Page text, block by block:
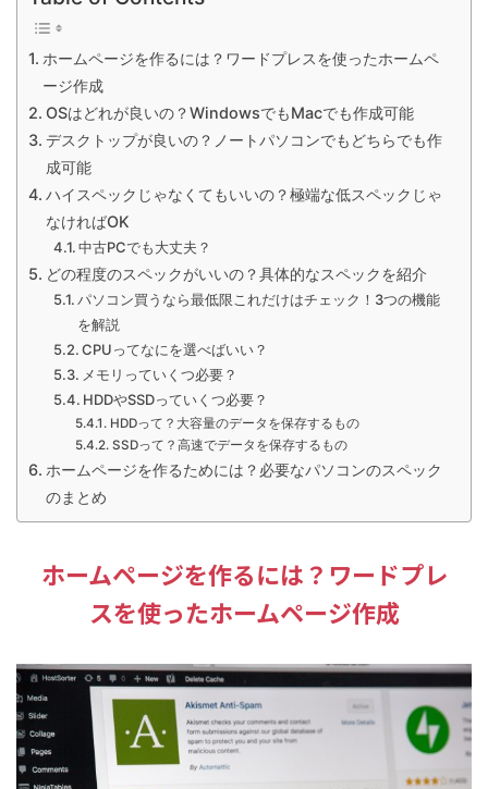
ホームページを作るには？ワードプレスを使ったホームペ
ージ作成
OSはどれが良いの？WindowsでもMacでも作成可能
デスクトップが良いの？ノートパソコンでもどちらでも作
成可能
ハイスペックじゃなくてもいいの？極端な低スペックじゃ
なければOK
中古PCでも大丈夫？
どの程度のスペックがいいの？具体的なスペックを紹介
パソコン買うなら最低限これだけはチェック！3つの機能
を解説
CPUってなにを選べばいい？
メモリっていくつ必要？
HDDやSSDっていくつ必要？
HDDって？大容量のデータを保存するもの
SSDって？高速でデータを保存するもの
ホームページを作るためには？必要なパソコンのスペック
のまとめ
ホームページを作るには？ワードプレ
スを使ったホームページ作成